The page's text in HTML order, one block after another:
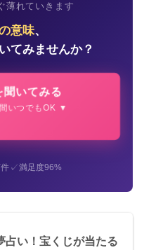
薄れていきます
意味、
てみませんか？
聞いてみる
いつでもOK ▼
✓満足度96%
占い！宝くじが当たる